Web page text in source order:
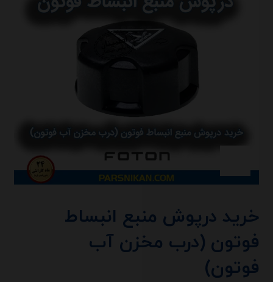
خرید درپوش منبع انبساط
فوتون (درب مخزن آب
فوتون)